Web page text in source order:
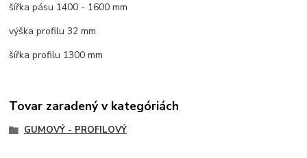
šířka pásu 1400 - 1600 mm
výška profilu 32 mm
šířka profilu 1300 mm
Tovar zaradený v kategóriách
GUMOVÝ - PROFILOVÝ